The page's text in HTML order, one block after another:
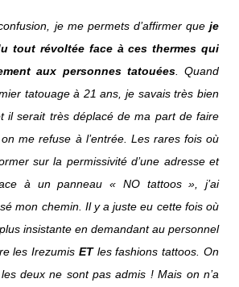
je me permets d’affirmer que je
tout révoltée face à ces thermes qui
aux personnes tatouées. Quand
tatouage à 21 ans, je savais très bien
il serait très déplacé de ma part de faire
me refuse à l’entrée. Les rares fois où
sur la permissivité d’une adresse et
à un panneau « NO tattoos », j’ai
mon chemin. Il y a juste eu cette fois où
insistante en demandant au personnel
les Irezumis ETles fashions tattoos. On
deux ne sont pas admis ! Mais on n’a